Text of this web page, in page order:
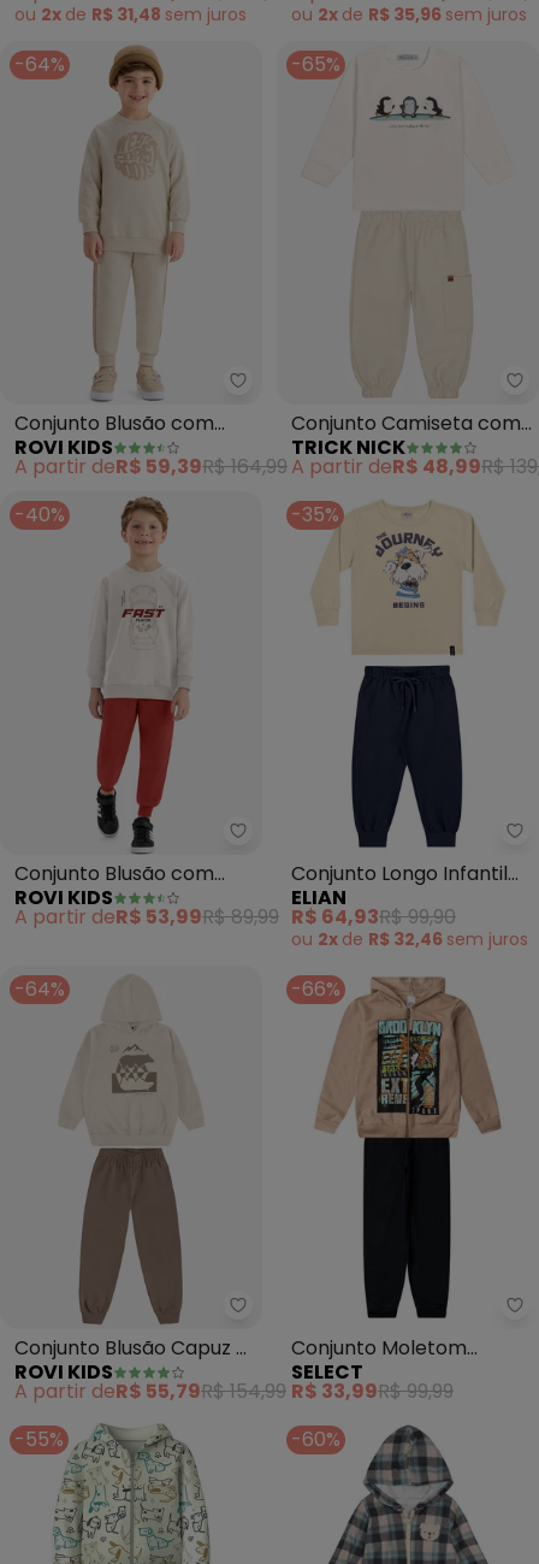
ou 2x de R$ 31,48 sem juros ou 2x de R$ 35,96 sem juros
-64%
Rovi Kids - Conjunto Blusão
Conjunto Blusão com
Calça Moletom (Bege)
ROVI KIDS
A partir deR$ 59,39R$ 164,99
-65%
Conjunto Camiseta com
Calça Masculino (Bege)
TRICK NICK
A partir deR$ 48,99R$
-40%
Rovi Kids - Conjunto Blusão
Conjunto Blusão com
Calça (Bege)
ROVI KIDS
A partir deR$ 53,99R$ 89,99
-35%
Conjunto Longo Infantil
Menino Journey (Bege)
ELIAN
R$ 64,93R$ 99,90
ou 2x de R$ 32,46 sem juros
-64%
Rovi Kids - Conjunto Blusão
Conjunto Blusão Capuz e
Calça Moletom (Bege)
ROVI KIDS
A partir deR$ 55,79R$ 154,99
-66%
Conjunto Moletom
Menino Jaqueta e Calça
(Bege)
SELECT
R$ 33,99R$ 99,99
-55%
-60%